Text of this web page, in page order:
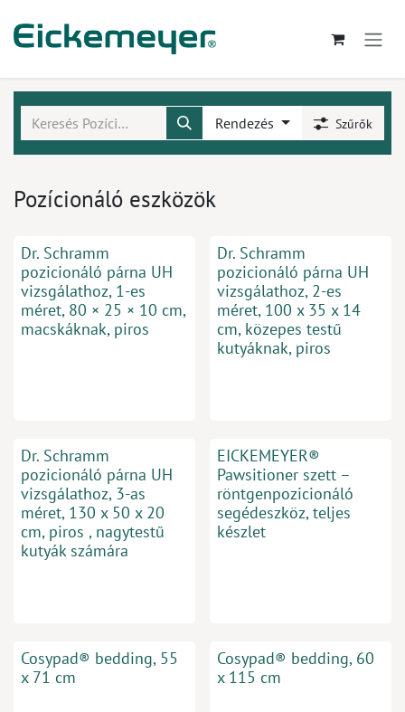
Rendezés Szűrők
Pozícionáló eszközök
Dr. Schramm
pozicionáló párna UH
vizsgálathoz, 1-es
méret, 80 × 25 × 10 cm,
macskáknak, piros
Dr. Schramm
pozicionáló párna UH
vizsgálathoz, 2-es
méret, 100 x 35 x 14
cm, közepes testű
kutyáknak, piros
Dr. Schramm
pozicionáló párna UH
vizsgálathoz, 3-as
méret, 130 x 50 x 20
cm, piros , nagytestű
kutyák számára
EICKEMEYER®
Pawsitioner szett –
röntgenpozicionáló
segédeszköz, teljes
készlet
Cosypad® bedding, 55
x 71 cm
Cosypad® bedding, 60
x 115 cm